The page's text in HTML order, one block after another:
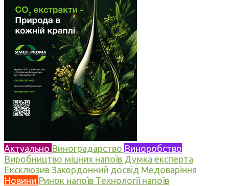
Актуально Виноградарство Виноробство
Виробництво міцних напоїв Думка експерта
Ексклюзив Закордонний досвід Медоваріння
Новини Ринок напоїв Технології напоїв